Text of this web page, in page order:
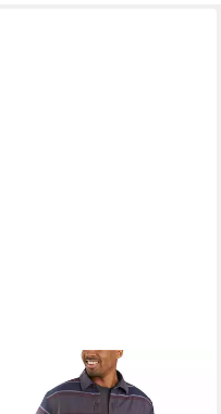
Hemdjacke Hamilton Fleece